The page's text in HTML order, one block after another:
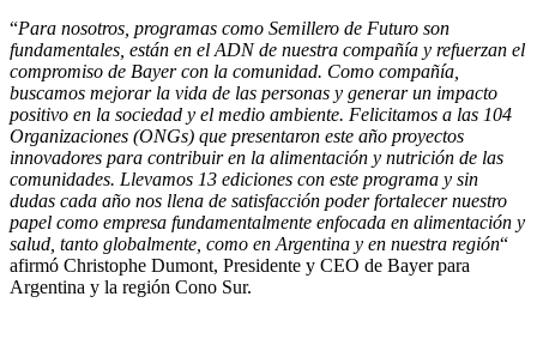
“Para nosotros, programas como Semillero de Futuro son
fundamentales, están en el ADN de nuestra compañía y refuerzan el
compromiso de Bayer con la comunidad. Como compañía,
buscamos mejorar la vida de las personas y generar un impacto
positivo en la sociedad y el medio ambiente. Felicitamos a las 104
Organizaciones (ONGs) que presentaron este año proyectos
innovadores para contribuir en la alimentación y nutrición de las
comunidades. Llevamos 13 ediciones con este programa y sin
dudas cada año nos llena de satisfacción poder fortalecer nuestro
papel como empresa fundamentalmente enfocada en alimentación y
salud, tanto globalmente, como en Argentina y en nuestra región“
afirmó Christophe Dumont, Presidente y CEO de Bayer para
Argentina y la región Cono Sur.